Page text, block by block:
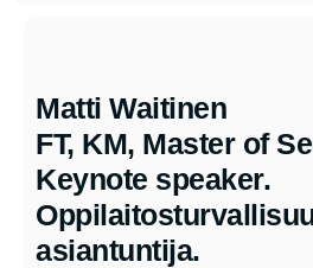
Matti Waitinen
FT, KM, Master of
Keynote speaker.
asiantuntija.